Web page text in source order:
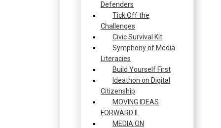
Defenders
Tick Off the
Challenges
Civic Survival Kit
Symphony of Media
Literacies
Build Yourself First
Ideathon on Digital
Citizenship
MOVING IDEAS
FORWARD II.
MEDIA ON